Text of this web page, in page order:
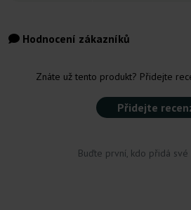
Hodnocení zákazníků
Znáte už tento produkt? Přidejte
Přidejte
Buďte první, kdo přidá své